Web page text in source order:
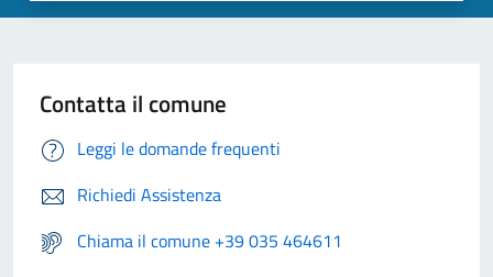
Contatta il comune
Leggi le domande frequenti
Richiedi Assistenza
Chiama il comune +39 035 464611